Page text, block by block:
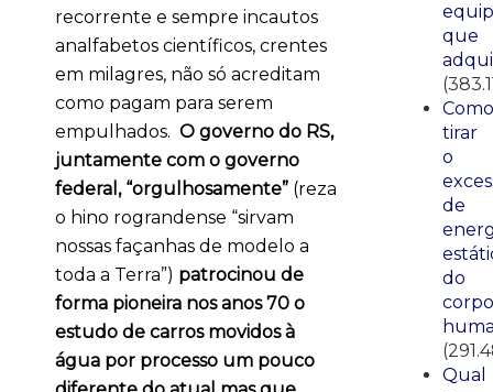
recorrente e sempre incautos
analfabetos científicos, crentes
em milagres, não só acreditam
como pagam para serem
empulhados. O governo do RS,
juntamente com o governo
federal, “orgulhosamente” (reza
o hino rograndense “sirvam
nossas façanhas de modelo a
toda a Terra”) patrocinou de
forma pioneira nos anos 70 o
estudo de carros movidos à
água por processo um pouco
que
Como
tirar
o
de
do
corpo
Qual